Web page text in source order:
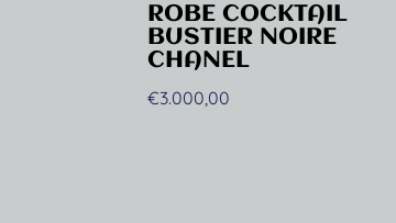
ROBE COCKTAIL
BUSTIER NOIRE
CHANEL
€3.000,00